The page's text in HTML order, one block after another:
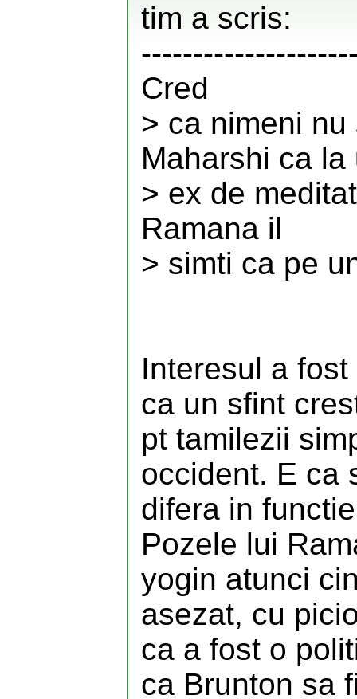
tim a scris:
Cred
> ca nimeni
Maharshi ca la
> ex de
Ramana il
> simti ca pe
Interesul a
ca un sfint
pt tamilezii
occident. E ca
difera in
Pozele lui
yogin atunci
asezat, cu
ca a fost o
ca Brunton sa